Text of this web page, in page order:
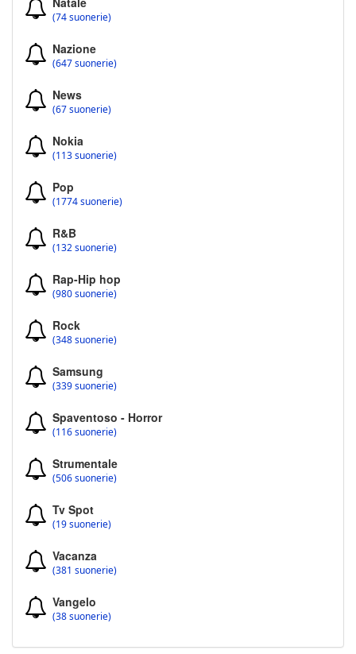
(74 suonerie)
Nazione
(647 suonerie)
News
(67 suonerie)
Nokia
(113 suonerie)
Pop
(1774 suonerie)
R&B
(132 suonerie)
Rap-Hip hop
(980 suonerie)
Rock
(348 suonerie)
Samsung
(339 suonerie)
Spaventoso - Horror
(116 suonerie)
Strumentale
(506 suonerie)
Tv Spot
(19 suonerie)
Vacanza
(381 suonerie)
Vangelo
(38 suonerie)